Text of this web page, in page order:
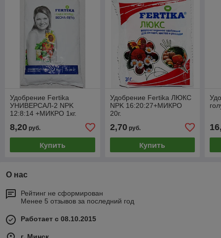
Удобрение Fertika
УНИВЕРСАЛ-2 NPK
12:8:14 +МИКРО 1кг.
8,20 руб.
Купить
Удобрение Fertika ЛЮКС
NPK 16:20:27+МИКРО
20г.
2,70руб.
Купить
О нас
Рейтинг не сформирован
Менее 5 отзывов за последний год
Работает с 08.10.2015